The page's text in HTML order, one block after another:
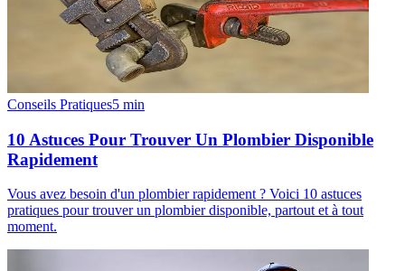
Conseils Pratiques5 min
10 Astuces Pour Trouver Un Plombier Disponible
Rapidement
Vous avez besoin d'un plombier rapidement ? Voici 10 astuces
pratiques pour trouver un plombier disponible, partout et à tout
moment.